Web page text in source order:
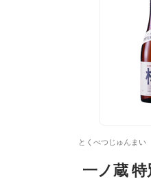
とくべつじゅんま
一ノ蔵